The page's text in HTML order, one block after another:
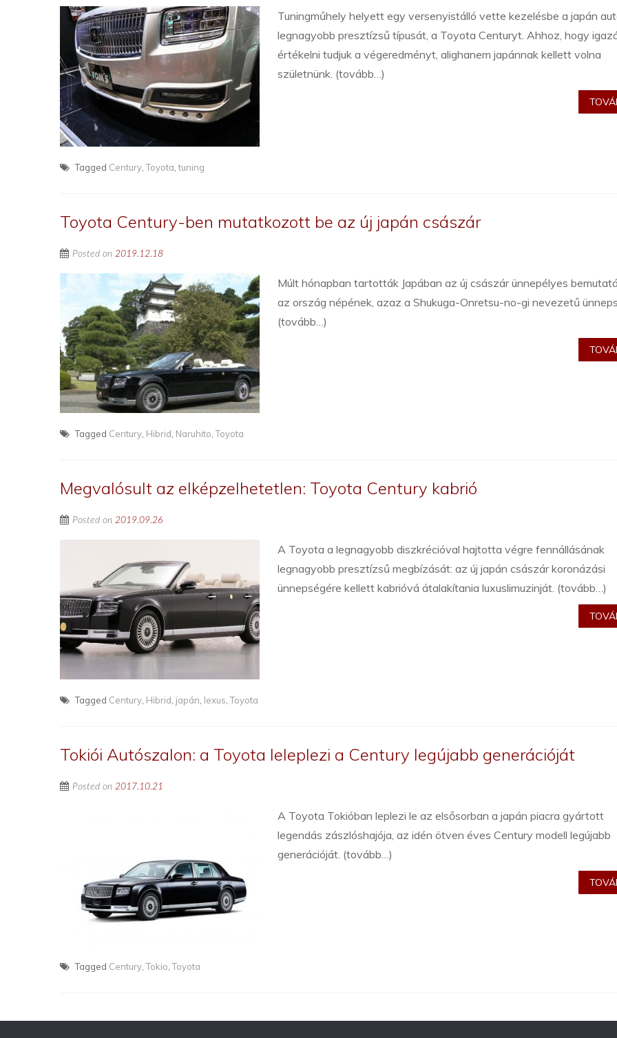
Tuningműhely helyett egy versenyistálló vette kezelésbe a japán
legnagyobb presztízsű típusát, a Toyota Centuryt. Ahhoz, hogy
értékelni tudjuk a végeredményt, alighanem japánnak kellett volna
születnünk. (tovább…)
Tagged Century ,Toyota ,tuning
Toyota Century-ben mutatkozott be az új japán császár
Posted on 2019.12.18
Múlt hónapban tartották Japában az új császár ünnepélyes
az ország népének, azaz a Shukuga-Onretsu-no-gi nevezetű
(tovább…)
Tagged Century Hibrid Naruhito ,Toyota
Megvalósult az elképzelhetetlen: Toyota Century kabrió
Posted on 2019.09.26
A Toyota a legnagyobb diszkrécióval hajtotta végre fennállásának
legnagyobb presztízsű megbízását: az új japán császár koronázási
ünnepségére kellett kabrióvá átalakítania luxuslimuzinját. (tovább…)
Tagged Century Hibrid japán lexus ,Toyota
Tokiói Autószalon: a Toyota leleplezi a Century legújabb generációját
Posted on 2017.10.21
A Toyota Tokióban leplezi le az elsősorban a japán piacra gyártott
legendás zászlóshajója, az idén ötven éves Century modell legújabb
generációját. (tovább…)
Tagged Century,Tokio,Toyota